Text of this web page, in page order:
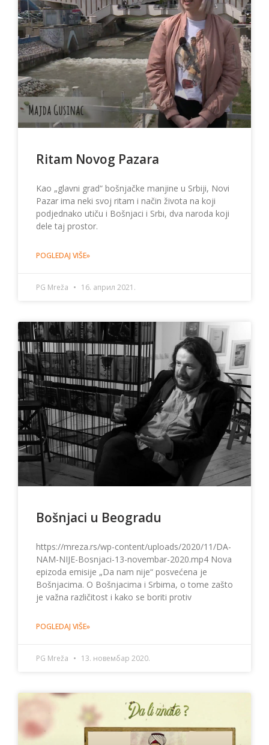
Ritam Novog Pazara
Kao „glavni grad“ bošnjačke manjine u Srbiji, Novi
Pazar ima neki svoj ritam i način života na koji
podjednako utiču i Bošnjaci i Srbi, dva naroda koji
dele taj prostor.
POGLEDAJ VIŠE»
PG Mreža 16. април 2021.
Bošnjaci u Beogradu
https://mreza.rs/wp-content/uploads/2020/11/DA-
NAM-NIJE-Bosnjaci-13-novembar-2020.mp4 Nova
epizoda emisije „Da nam nije“ posvećena je
Bošnjacima. O Bošnjacima i Srbima, o tome zašto
je važna različitost i kako se boriti protiv
POGLEDAJ VIŠE»
PG Mreža 13. новембар 2020.